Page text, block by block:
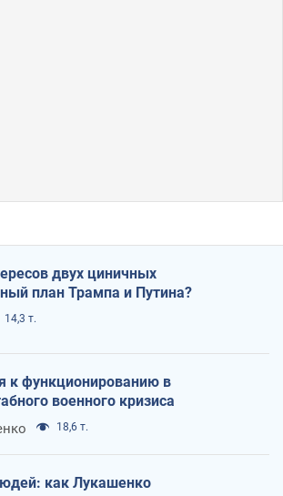
двух циничных
план Трампа и Путина?
14,3 т.
к функционированию в
военного кризиса
18,6 т.
как Лукашенко